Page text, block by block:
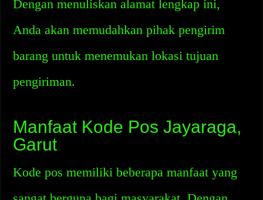
Dengan menuliskan alamat lengkap ini,
Anda akan memudahkan pihak pengirim
barang untuk menemukan lokasi tujuan
pengiriman.
Manfaat Kode Pos Jayaraga,
Garut
Kode pos memiliki beberapa manfaat yang